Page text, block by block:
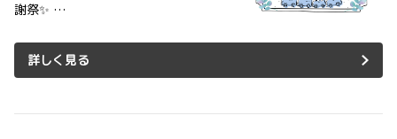
謝祭✨ …
詳しく見る